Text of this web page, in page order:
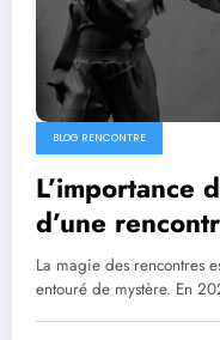
BLOG RENCONTRE
L’importance
d’une
La magie des rencontres
entouré de mystère. En